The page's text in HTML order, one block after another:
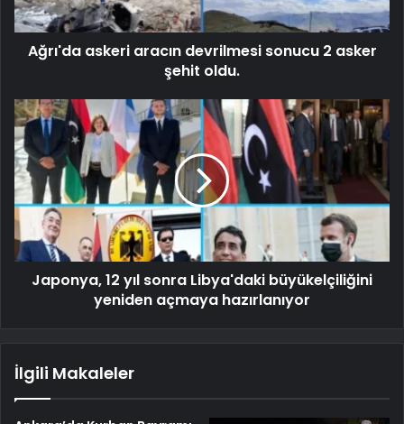
Ağrı'da askeri aracın devrilmesi sonucu 2 asker
şehit oldu.
Japonya, 12 yıl sonra Libya'daki büyükelçiliğini
yeniden açmaya hazırlanıyor
İlgili Makaleler